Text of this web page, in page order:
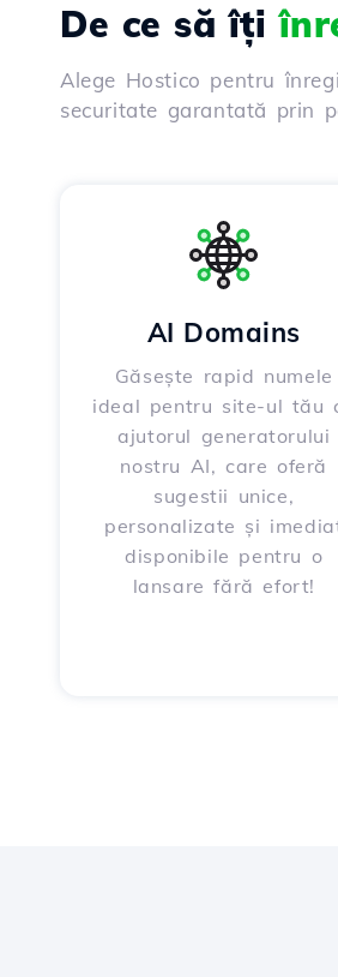
De ce să îți
Alege Hostico pentru
securitate garantată prin
AI Domains
Găsește rapid numele
ideal pentru site-ul tău
ajutorul generatorului
nostru AI, care oferă
sugestii unice,
personalizate și
disponibile pentru o
lansare fără efort!